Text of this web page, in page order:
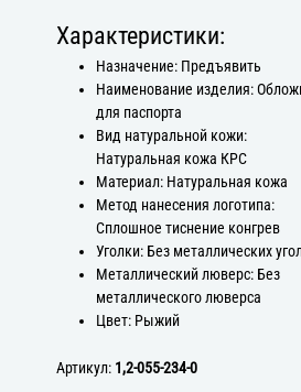
Характеристики:
Назначение: Предъявить
Наименование изделия:
для паспорта
Вид натуральной кожи:
Натуральная кожа КРС
Материал: Натуральная кожа
Метод нанесения логотипа:
Сплошное тиснение конгрев
Уголки: Без металлических
Металлический люверс: Без
металлического люверса
Цвет: Рыжий
Артикул: 1,2-055-234-0